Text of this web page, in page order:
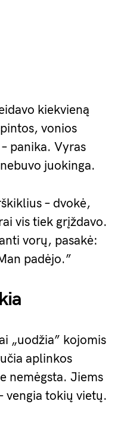
kiekvieną
vonios
panika. Vyras
juokinga.
– dvokė,
vis tiek grįždavo.
vorų, pasakė:
padėjo.”
„uodžia” kojomis
aplinkos
nemėgsta. Jiems
vengia tokių vietų.